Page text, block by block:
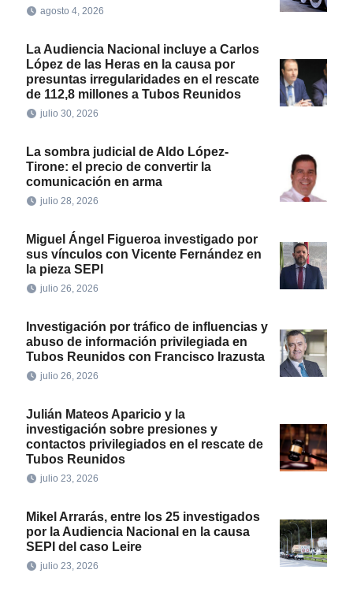
agosto 4, 2026
La Audiencia Nacional incluye a Carlos
López de las Heras en la causa por
presuntas irregularidades en el rescate
de 112,8 millones a Tubos Reunidos
julio 30, 2026
La sombra judicial de Aldo López-
Tirone: el precio de convertir la
comunicación en arma
julio 28, 2026
Miguel Ángel Figueroa investigado por
sus vínculos con Vicente Fernández en
la pieza SEPI
julio 26, 2026
Investigación por tráfico de influencias y
abuso de información privilegiada en
Tubos Reunidos con Francisco Irazusta
julio 26, 2026
Julián Mateos Aparicio y la
investigación sobre presiones y
contactos privilegiados en el rescate de
Tubos Reunidos
julio 23, 2026
Mikel Arrarás, entre los 25 investigados
por la Audiencia Nacional en la causa
SEPI del caso Leire
julio 23, 2026